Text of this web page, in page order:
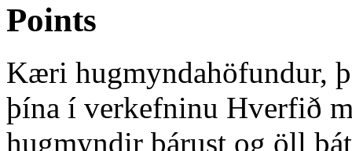
Points
Kæri hugmyndahöfundur,
þína í verkefninu Hverfið
hugmyndir bárust og öll